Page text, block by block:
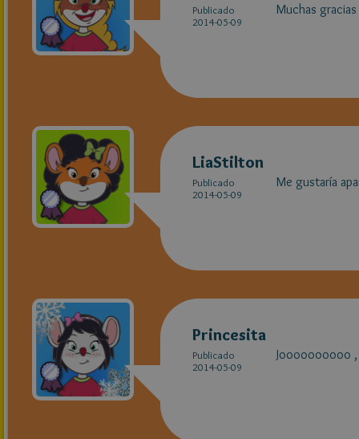
Publicado
2014-05-09
Muchas
LiaStilton
Publicado
2014-05-09
Me gustaría
Princesita
Publicado
2014-05-09
Joooooooooo ,